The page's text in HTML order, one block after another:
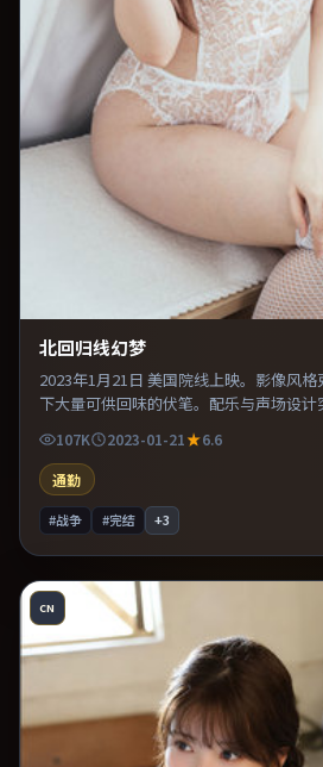
北回归线幻梦
2023年1月21日 美国院线上映。影像风
下大量可供回味的伏笔。配乐与声场设
易沉浸其中。推荐给偏爱群像戏与命运母
107K 2023-01-21
6.6
通勤
#战争 #完结 +3
CN